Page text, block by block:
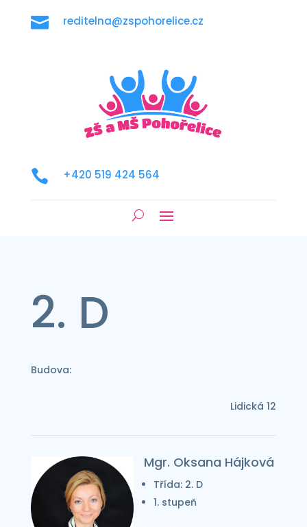
 reditelna@zspohorelice.cz
 +420 519 424 564
2. D
Budova:
Lidická 12
Mgr. Oksana Hájková
Třída: 2. D
1. stupeň